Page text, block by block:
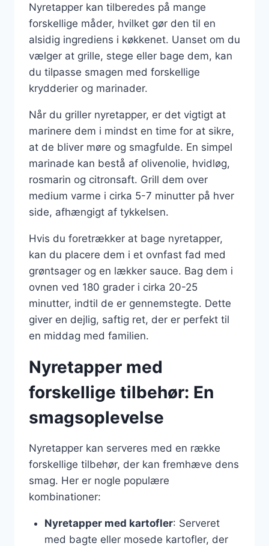
Nyretapper kan tilberedes på mange
forskellige måder, hvilket gør den til en
alsidig ingrediens i køkkenet. Uanset om du
vælger at grille, stege eller bage dem, kan
du tilpasse smagen med forskellige
krydderier og marinader.
Når du griller nyretapper, er det vigtigt at
marinere dem i mindst en time for at sikre,
at de bliver møre og smagfulde. En simpel
marinade kan bestå af olivenolie, hvidløg,
rosmarin og citronsaft. Grill dem over
medium varme i cirka 5-7 minutter på hver
side, afhængigt af tykkelsen.
Hvis du foretrækker at bage nyretapper,
kan du placere dem i et ovnfast fad med
grøntsager og en lækker sauce. Bag dem i
ovnen ved 180 grader i cirka 20-25
minutter, indtil de er gennemstegte. Dette
giver en dejlig, saftig ret, der er perfekt til
en middag med familien.
Nyretapper med
forskellige tilbehør: En
smagsoplevelse
Nyretapper kan serveres med en række
forskellige tilbehør, der kan fremhæve dens
smag. Her er nogle populære
kombinationer:
Nyretapper med kartofler: Serveret
med bagte eller mosede kartofler, der